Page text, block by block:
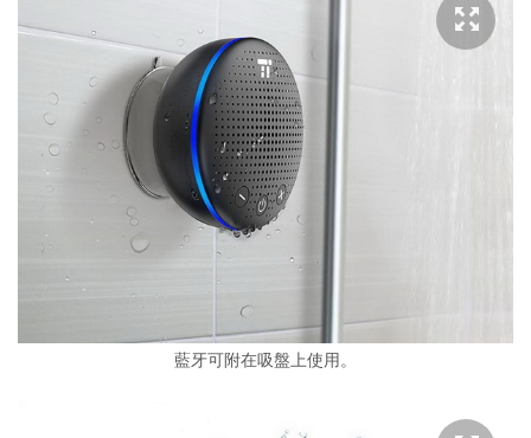
藍牙可附在吸盤上使用。